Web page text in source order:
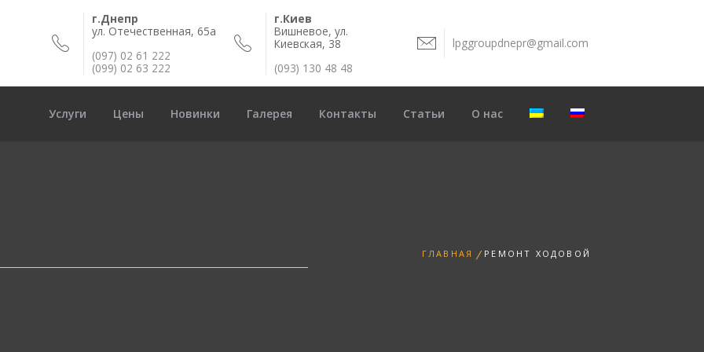
г.Днепр
ул. Отечественная, 65а
(097) 02 61 222
(099) 02 63 222
г.Киев
Вишневое, ул.
Киевская, 38
(093) 130 48 48
lpggroupdnepr@gmail.com
Услуги Цены Новинки Галерея Контакты Статьи О нас
ГЛАВНАЯ РЕМОНТ ХОДОВОЙ